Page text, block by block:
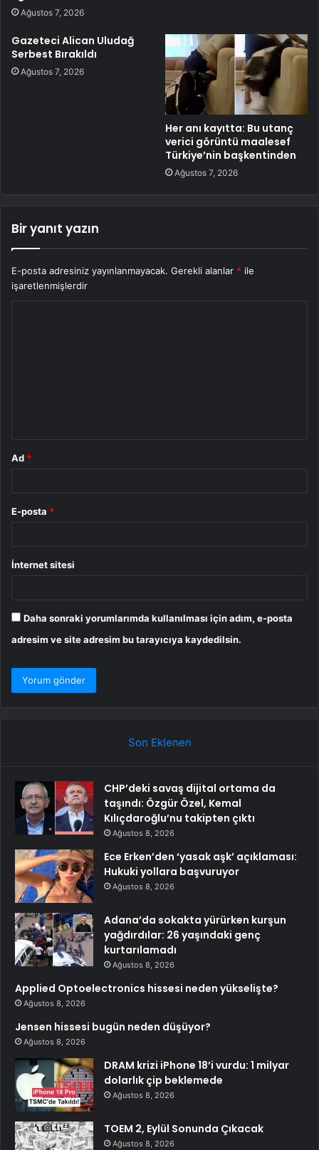
Ağustos 7, 2026
Gazeteci Alican Uludağ
Serbest Bırakıldı
Ağustos 7, 2026
Her anı kayıtta: Bu utanç
verici görüntü maalesef
Türkiye’nin başkentinden
Ağustos 7, 2026
Bir yanıt yazın
E-posta adresiniz yayınlanmayacak. Gerekli alanlar * ile
işaretlenmişlerdir
Ad *
E-posta *
İnternet sitesi
Daha sonraki yorumlarımda kullanılması için adım, e-posta
adresim ve site adresim bu tarayıcıya kaydedilsin.
Son Eklenen
CHP’deki savaş dijital ortama da
taşındı: Özgür Özel, Kemal
Kılıçdaroğlu’nu takipten çıktı
Ağustos 8, 2026
Ece Erken’den ‘yasak aşk’ açıklaması:
Hukuki yollara başvuruyor
Ağustos 8, 2026
Adana’da sokakta yürürken kurşun
yağdırdılar: 26 yaşındaki genç
kurtarılamadı
Ağustos 8, 2026
Applied Optoelectronics hissesi neden yükselişte?
Ağustos 8, 2026
Jensen hissesi bugün neden düşüyor?
Ağustos 8, 2026
DRAM krizi iPhone 18’i vurdu: 1 milyar
dolarlık çip beklemede
Ağustos 8, 2026
TOEM 2, Eylül Sonunda Çıkacak
Ağustos 8, 2026